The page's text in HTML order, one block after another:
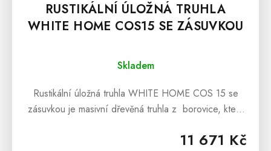
RUSTIKÁLNÍ ÚLOŽNÁ TRUHLA
WHITE HOME COS15 SE ZÁSUVKOU
Skladem
11 671 Kč
Rustikální úložná truhla WHITE HOME COS 15 se
zásuvkou je masivní dřevěná truhla z borovice, která